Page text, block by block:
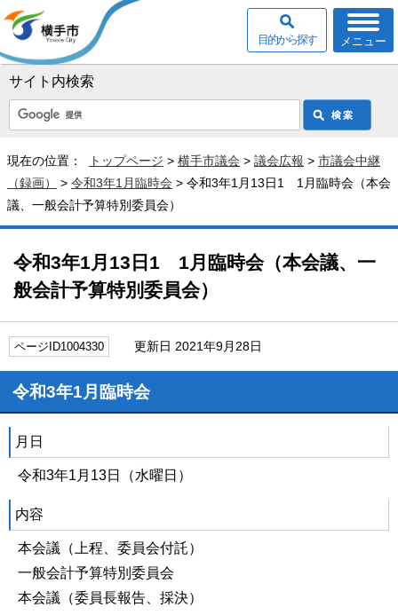
サイト内検索
メニュー
目的から探す
現在の位置： トップページ > 横手市議会 > 議会広報 > 市議会中継
（録画）
> 令和3年1月臨時会 > 令和3年1月13日1 1月臨時会（本会
議、一般会計予算特別委員会）
令和3年1月13日1 1月臨時会（本会議、一
般会計予算特別委員会）
ページID1004330 更新日 2021年9月28日
令和3年1月臨時会
月日
令和3年1月13日（水曜日）
内容
本会議（上程、委員会付託）
一般会計予算特別委員会
本会議（委員長報告、採決）